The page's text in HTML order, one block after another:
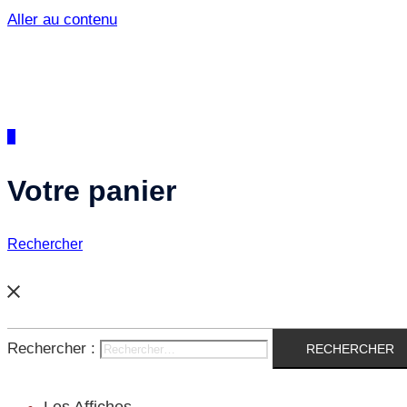
Aller au contenu
Votre panier
Rechercher
Rechercher :